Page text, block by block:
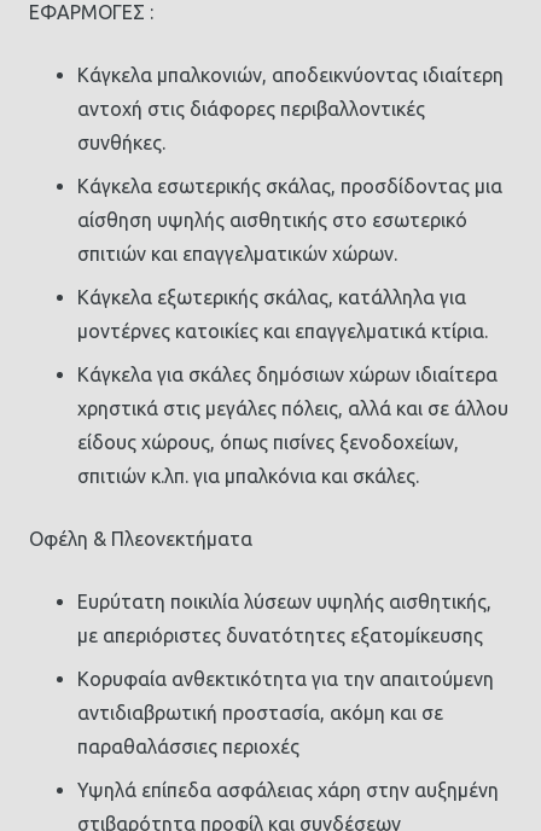
ΕΦΑΡΜΟΓΕΣ :
Κάγκελα μπαλκονιών, αποδεικνύοντας ιδιαίτερη
αντοχή στις διάφορες περιβαλλοντικές
συνθήκες.
Κάγκελα εσωτερικής σκάλας, προσδίδοντας μια
αίσθηση υψηλής αισθητικής στο εσωτερικό
σπιτιών και επαγγελματικών χώρων.
Κάγκελα εξωτερικής σκάλας, κατάλληλα για
μοντέρνες κατοικίες και επαγγελματικά κτίρια.
Κάγκελα για σκάλες δημόσιων χώρων ιδιαίτερα
χρηστικά στις μεγάλες πόλεις, αλλά και σε άλλου
είδους χώρους, όπως πισίνες ξενοδοχείων,
σπιτιών κ.λπ. για μπαλκόνια και σκάλες.
Οφέλη & Πλεονεκτήματα
Ευρύτατη ποικιλία λύσεων υψηλής αισθητικής,
με απεριόριστες δυνατότητες εξατομίκευσης
Κορυφαία ανθεκτικότητα για την απαιτούμενη
αντιδιαβρωτική προστασία, ακόμη και σε
παραθαλάσσιες περιοχές
Υψηλά επίπεδα ασφάλειας χάρη στην αυξημένη
στιβαρότητα προφίλ και συνδέσεων